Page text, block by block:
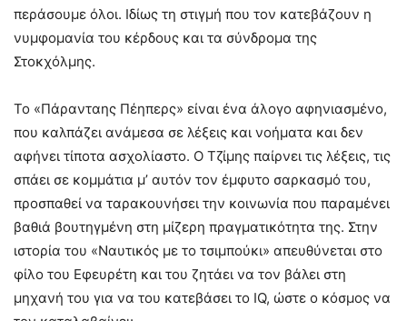
περάσουμε όλοι. Ιδίως τη στιγμή που τον κατεβάζουν η
νυμφομανία του κέρδους και τα σύνδρομα της
Στοκχόλμης.
Το «Πάρανταης Πέηπερς» είναι ένα άλογο αφηνιασμένο,
που καλπάζει ανάμεσα σε λέξεις και νοήματα και δεν
αφήνει τίποτα ασχολίαστο. Ο Τζίμης παίρνει τις λέξεις, τις
σπάει σε κομμάτια μ’ αυτόν τον έμφυτο σαρκασμό του,
προσπαθεί να ταρακουνήσει την κοινωνία που παραμένει
βαθιά βουτηγμένη στη μίζερη πραγματικότητα της. Στην
ιστορία του «Ναυτικός με το τσιμπούκι» απευθύνεται στο
φίλο του Εφευρέτη και του ζητάει να τον βάλει στη
μηχανή του για να του κατεβάσει το IQ, ώστε ο κόσμος να